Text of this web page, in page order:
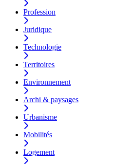
Profession
Juridique
Technologie
Territoires
Environnement
Archi & paysages
Urbanisme
Mobilités
Logement